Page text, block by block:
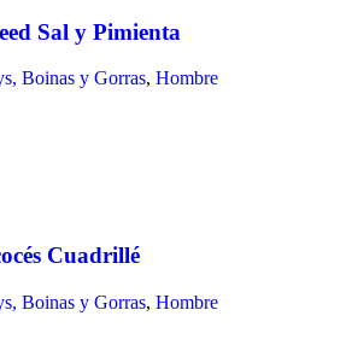
Sal y Pimienta
Boinas y Gorras, Hombre
Cuadrillé
Boinas y Gorras, Hombre